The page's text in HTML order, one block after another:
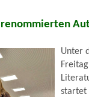
Unter
startet